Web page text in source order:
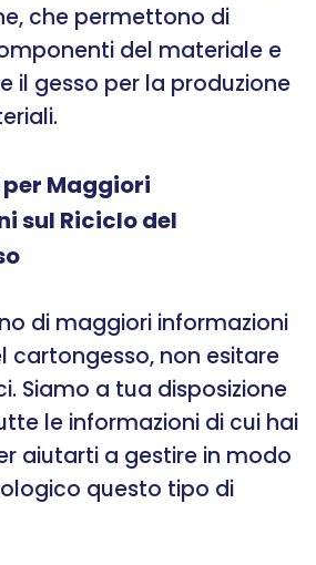
che permettono di
del materiale e
il gesso per la produzione
Maggiori
sul Riciclo del
di maggiori informazioni
cartongesso, non esitare
Siamo a tua disposizione
le informazioni di cui hai
aiutarti a gestire in modo
questo tipo di